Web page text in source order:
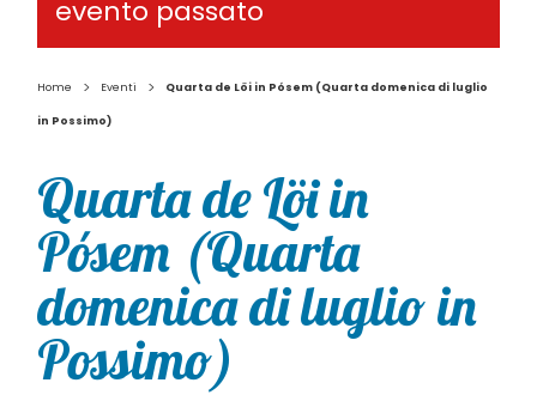
evento passato
Home > Eventi > Quarta de Löi in Pósem (Quarta domenica di luglio
in Possimo)
Quarta de Löi in
Pósem (Quarta
domenica di luglio in
Possimo)